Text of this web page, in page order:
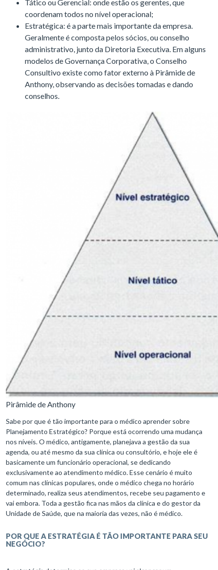
Tático ou Gerencial: onde estão os gerentes, que
coordenam todos no nível operacional;
Estratégica: é a parte mais importante da empresa.
Geralmente é composta pelos sócios, ou conselho
administrativo, junto da Diretoria Executiva. Em alguns
modelos de Governança Corporativa, o Conselho
Consultivo existe como fator externo à Pirâmide de
Anthony, observando as decisões tomadas e dando
conselhos.
Pirâmide de Anthony
Sabe por que é tão importante para o médico aprender sobre
Planejamento Estratégico? Porque está ocorrendo uma mudança
nos níveis. O médico, antigamente, planejava a gestão da sua
agenda, ou até mesmo da sua clínica ou consultório, e hoje ele é
basicamente um funcionário operacional, se dedicando
exclusivamente ao atendimento médico. Esse cenário é muito
comum nas clínicas populares, onde o médico chega no horário
determinado, realiza seus atendimentos, recebe seu pagamento e
vai embora. Toda a gestão fica nas mãos da clínica e do gestor da
Unidade de Saúde, que na maioria das vezes, não é médico.
POR QUE A ESTRATÉGIA É TÃO IMPORTANTE PARA SEU
NEGÓCIO?